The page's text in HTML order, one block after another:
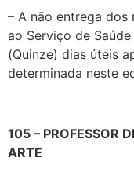
– A não entrega dos
ao Serviço de
(Quinze) dias úteis
determinada neste
105 – PROFESSOR
ARTE